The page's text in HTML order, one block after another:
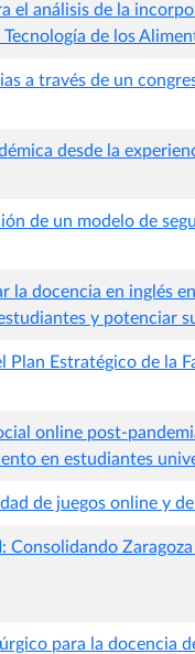
el análisis de la
de los
a través de un
desde la
de un modelo de
la docencia en inglés
y potenciar
Plan Estratégico de la
online post-
en estudiantes
de juegos online y
Consolidando
para la docencia